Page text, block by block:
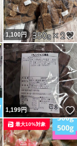
いいね！
1,100円
いいね！
1,199円
最大10%対象